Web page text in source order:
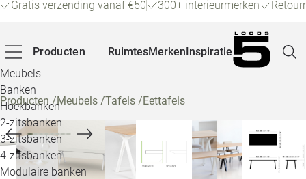
Gratis verzending vanaf €50 300+ interieurmerken
Producten
Meubels
Banken
Hoekbanken
2-zitsbanken
3-zitsbanken
4-zitsbanken
Modulaire banken
RuimtesMerkenInspiratie
Producten/Meubels /Tafels /Eettafels